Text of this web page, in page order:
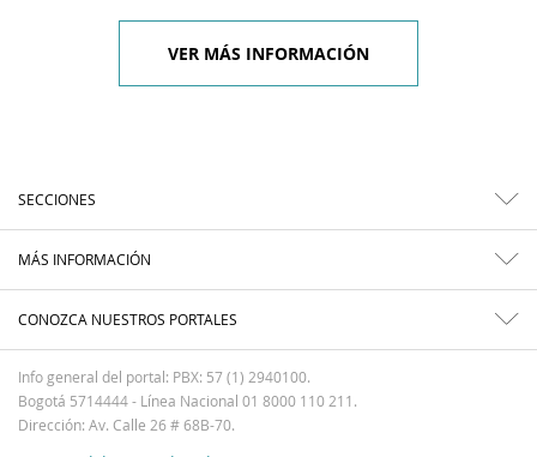
VER MÁS INFORMACIÓN
SECCIONES
MÁS INFORMACIÓN
CONOZCA NUESTROS PORTALES
Info general del portal: PBX: 57 (1) 2940100.
Bogotá 5714444 - Línea Nacional 01 8000 110 211.
Dirección: Av. Calle 26 # 68B-70.